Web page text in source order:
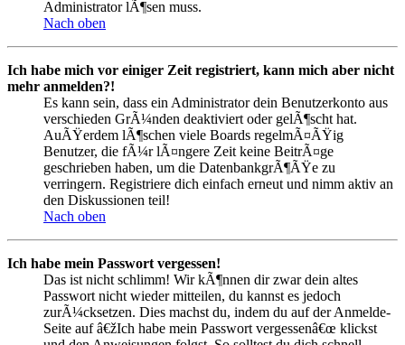
Administrator lÃ¶sen muss.
Nach oben
Ich habe mich vor einiger Zeit registriert, kann mich aber nicht
mehr anmelden?!
Es kann sein, dass ein Administrator dein Benutzerkonto aus
verschieden GrÃ¼nden deaktiviert oder gelÃ¶scht hat.
AuÃŸerdem lÃ¶schen viele Boards regelmÃ¤ÃŸig
Benutzer, die fÃ¼r lÃ¤ngere Zeit keine BeitrÃ¤ge
geschrieben haben, um die DatenbankgrÃ¶ÃŸe zu
verringern. Registriere dich einfach erneut und nimm aktiv an
den Diskussionen teil!
Nach oben
Ich habe mein Passwort vergessen!
Das ist nicht schlimm! Wir kÃ¶nnen dir zwar dein altes
Passwort nicht wieder mitteilen, du kannst es jedoch
zurÃ¼cksetzen. Dies machst du, indem du auf der Anmelde-
Seite auf â€žIch habe mein Passwort vergessenâ€œ klickst